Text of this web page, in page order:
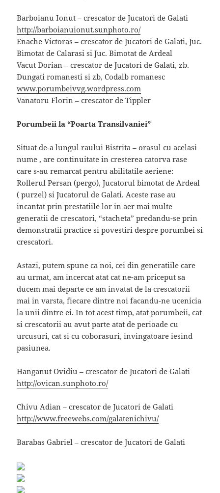
Barboianu Ionut – crescator de Jucatori de Galati
http://barboianuionut.sunphoto.ro/
Enache Victoras – crescator de Jucatori de Galati, Juc.
Bimotat de Calarasi si Juc. Bimotat de Ardeal
Vacut Dorian – crescator de Jucatori de Galati, zb.
Dungati romanesti si zb, Codalb romanesc
www.porumbeivvg.wordpress.com
Vanatoru Florin – crescator de Tippler
Porumbeii la “Poarta Transilvaniei”
Situat de-a lungul raului Bistrita – orasul cu acelasi
nume , are continuitate in cresterea catorva rase
care s-au remarcat pentru abilitatile aeriene:
Rollerul Persan (pergo), Jucatorul bimotat de Ardeal
( purzel) si Jucatorul de Galati. Aceste rase au
incantat prin prestatiile lor in aer mai multe
generatii de crescatori, “stacheta” predandu-se prin
demonstratii practice si povestiri despre porumbei si
crescatori.
Astazi, putem spune ca noi, cei din generatiile care
au urmat, am incercat atat cat ne-am priceput sa
ducem mai departe ce am invatat de la crescatorii
mai in varsta, fiecare dintre noi facandu-ne ucenicia
la unii dintre ei. In tot acest timp, atat porumbeii, cat
si crescatorii au avut parte atat de perioade cu
urcusuri, cat si cu coborasuri, invingatoare iesind
pasiunea.
Hanganut Ovidiu – crescator de Jucatori de Galati
http://ovican.sunphoto.ro/
Chivu Adian – crescator de Jucatori de Galati
http://www.freewebs.com/galatenichivu/
Barabas Gabriel – crescator de Jucatori de Galati